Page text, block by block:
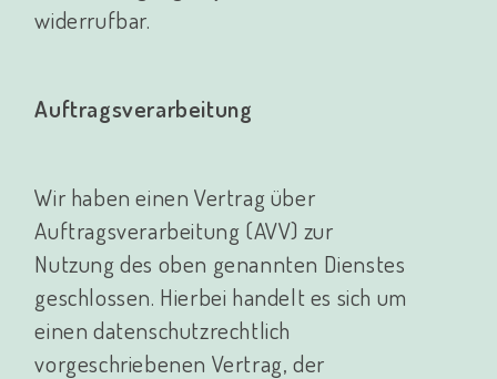
widerrufbar.
Auftragsverarbeitung
Wir haben einen Vertrag über
Auftragsverarbeitung (AVV) zur
Nutzung des oben genannten Dienstes
geschlossen. Hierbei handelt es sich um
einen datenschutzrechtlich
vorgeschriebenen Vertrag, der